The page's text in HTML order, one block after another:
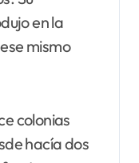
en la
mismo
colonias
hacía dos